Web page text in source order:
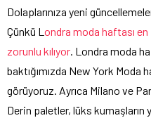
Dolaplarınıza yeni
Çünkü L ondra moda haftası
zorunlu kılıyor. Londra moda
baktığımızda New York
görüyoruz. Ayrıca Milano ve
Derin paletler, lüks kumaşların